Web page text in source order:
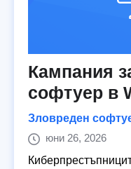
Кампания
софтуер в
Зловреден
юни 26, 2026